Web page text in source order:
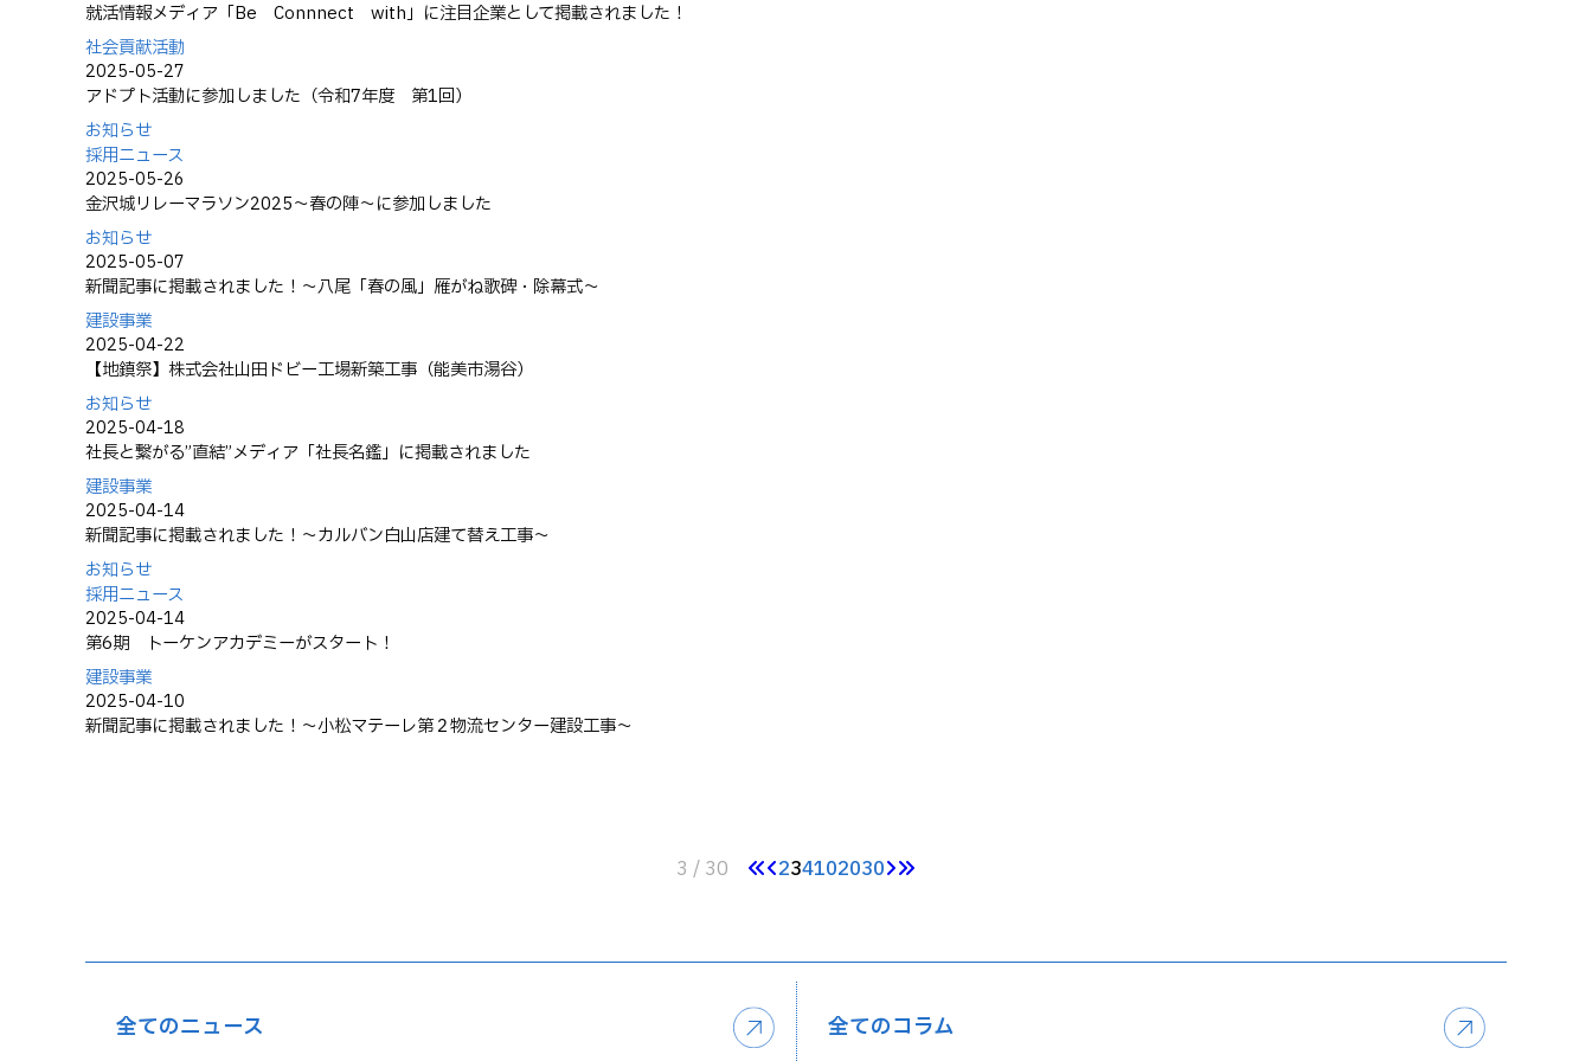
就活情報メディア「Be Connnect with」に注目企業として掲載されました！
社会貢献活動
2025-05-27
アドプト活動に参加しました（令和7年度 第1回）
お知らせ
採用ニュース
2025-05-26
金沢城リレーマラソン2025～春の陣～に参加しました
お知らせ
2025-05-07
新聞記事に掲載されました！～八尾「春の風」雁がね歌碑・除幕式～
建設事業
2025-04-22
【地鎮祭】株式会社山田ドビー工場新築工事（能美市湯谷）
お知らせ
2025-04-18
社長と繋がる”直結”メディア「社長名鑑」に掲載されました
建設事業
2025-04-14
新聞記事に掲載されました！～カルバン白山店建て替え工事～
お知らせ
採用ニュース
2025-04-14
第6期 トーケンアカデミーがスタート！
建設事業
2025-04-10
新聞記事に掲載されました！～小松マテーレ第２物流センター建設工事～
3 / 30 234102030
全てのニュース 全てのコラム